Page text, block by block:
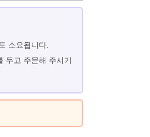
소요됩니다.
두고 주문해 주시기